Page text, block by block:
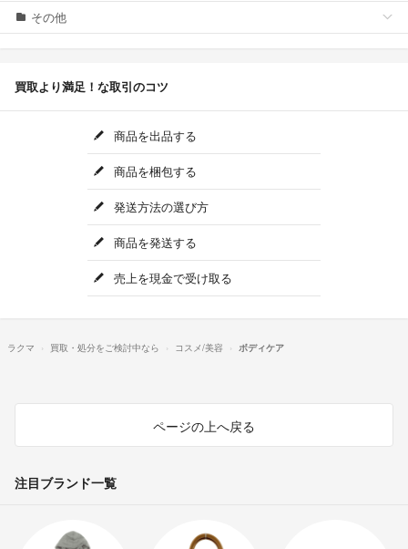
その他
買取より満足！な取引のコツ
商品を出品する
商品を梱包する
発送方法の選び方
商品を発送する
売上を現金で受け取る
ラクマ 買取・処分をご検討中なら コスメ/美容 ボディケア
ページの上へ戻る
注目ブランド一覧